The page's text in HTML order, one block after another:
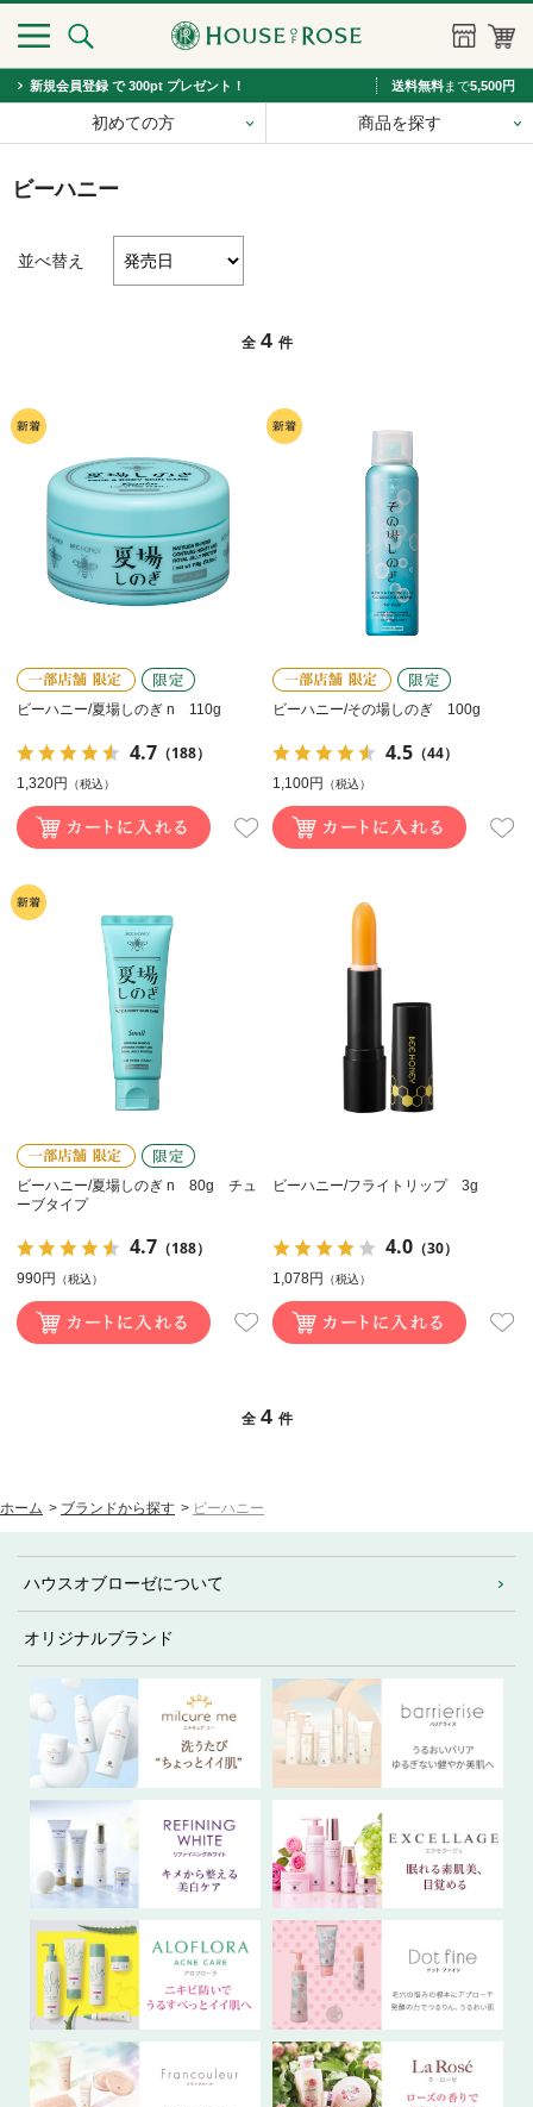
新規会員登録 で 300pt プレゼント！ 送料無料まで5,500円
初めての方 商品を探す
ビーハニー
並べ替え
全 4 件
ビーハニー/夏場しのぎ n 110g
4.7（188）
1,320円 （税込）
ビーハニー/その場しのぎ 100g
4.5 （44）
1,100円 （税込）
ビーハニー/夏場しのぎ n 80g チュ
ーブタイプ
4.7（188）
990円 （税込）
ビーハニー/フライトリップ 3g
4.0 （30）
1,078円 （税込）
全 4 件
ホーム > ブランドから探す > ビーハニー
ハウスオブローゼについて
オリジナルブランド